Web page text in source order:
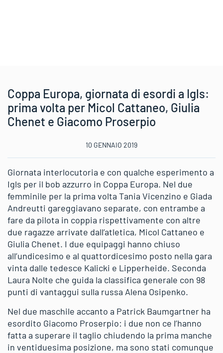
Coppa Europa, giornata di esordi a Igls:
prima volta per Micol Cattaneo, Giulia
Chenet e Giacomo Proserpio
10 GENNAIO 2019
Giornata interlocutoria e con qualche esperimento a
Igls per il bob azzurro in Coppa Europa. Nel due
femminile per la prima volta Tania Vicenzino e Giada
Andreutti gareggiavano separate, con entrambe a
fare da pilota in coppia rispettivamente con altre
due ragazze arrivate dall’atletica, Micol Cattaneo e
Giulia Chenet. I due equipaggi hanno chiuso
all’undicesimo e al quattordicesimo posto nella gara
vinta dalle tedesce Kalicki e Lipperheide. Seconda
Laura Nolte che guida la classifica generale con 98
punti di vantaggui sulla russa Alena Osipenko.
Nel due maschile accanto a Patrick Baumgartner ha
esordito Giacomo Proserpio: i due non ce l’hanno
fatta a superare il taglio chiudendo la prima manche
in ventiduesima posizione, ma sono stati comunque